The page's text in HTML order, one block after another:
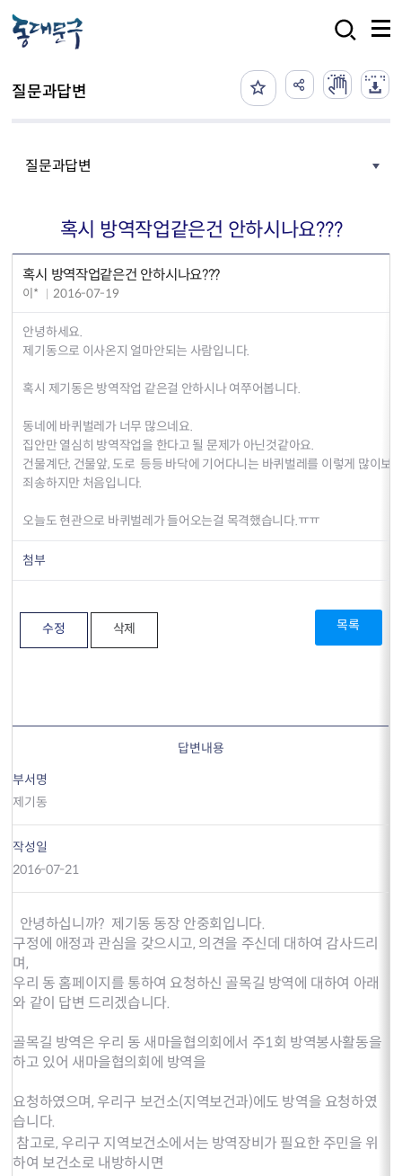
질문과답변
질문과답변
혹시 방역작업같은건 안하시나요???
혹시 방역작업같은건 안하시나요???
이* 2016-07-19
안녕하세요.
제기동으로 이사온지 얼마안되는 사람입니다.
혹시 제기동은 방역작업 같은걸 안하시나 여쭈어봅니다.
동네에 바퀴벌레가 너무 많으네요.
집안만 열심히 방역작업을 한다고 될 문제가 아닌것같아요.
건물계단, 건물앞, 도로 등등 바닥에 기어다니는 바퀴벌레를 이렇게 많이보
죄송하지만 처음입니다.
오늘도 현관으로 바퀴벌레가 들어오는걸 목격했습니다.ㅠㅠ
첨부
수정 삭제 목록
답변내용
부서명
제기동
작성일
2016-07-21
안녕하십니까? 제기동 동장 안중회입니다.
구정에 애정과 관심을 갖으시고, 의견을 주신데 대하여 감사드리
며,
우리 동 홈페이지를 통하여 요청하신 골목길 방역에 대하여 아래
와 같이 답변 드리겠습니다.
골목길 방역은 우리 동 새마을협의회에서 주1회 방역봉사활동을
하고 있어 새마을협의회에 방역을
요청하였으며, 우리구 보건소(지역보건과)에도 방역을 요청하였
습니다.
참고로, 우리구 지역보건소에서는 방역장비가 필요한 주민을 위
하여 보건소로 내방하시면